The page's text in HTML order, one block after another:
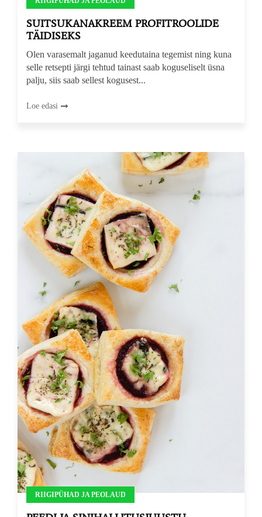
SUITSUKANAKREEM PROFITROOLIDE
TÄIDISEKS
Olen varasemalt jaganud keedutaina tegemist ning kuna
selle retsepti järgi tehtud tainast saab koguseliselt üsna
palju, siis saab sellest kogusest...
Loe edasi
RIIGIPÜHAD JA PEOLAUD